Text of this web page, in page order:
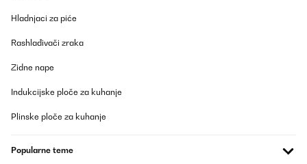
Hladnjaci za piće
Rashlađivači zraka
Zidne nape
Indukcijske ploče za kuhanje
Plinske ploče za kuhanje
Popularne teme